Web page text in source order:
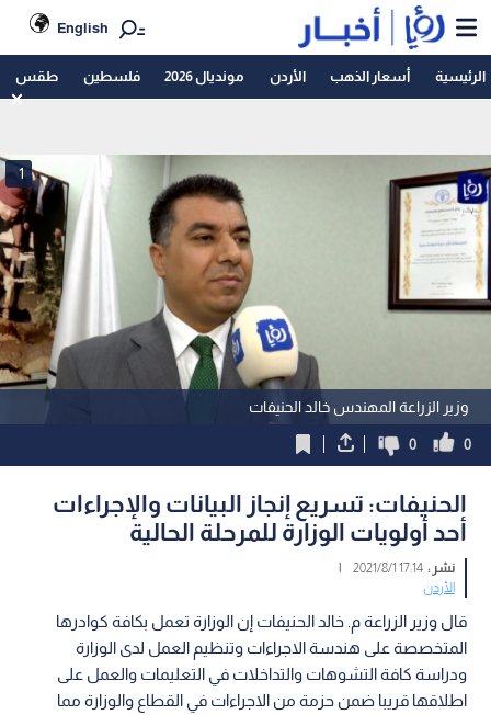
English
الرئيسية أسعار الذهب الأردن مونديال 2026 فلسطين طقس
وزير الزراعة المهندس خالد الحنيفات
1
0
0
الحنيفات: تسريع إنجاز البيانات والإجراءات
أحد أولويات الوزارة للمرحلة الحالية
نشر :17:14 2021/8/1
|
الأردن
قال وزير الزراعة م. خالد الحنيفات إن الوزارة تعمل بكافة كوادرها
المتخصصة على هندسة الاجراءات وتنظيم العمل لدى الوزارة
ودراسة كافة التشوهات والتداخلات في التعليمات والعمل على
اطلاقها قريبا ضمن حزمة من الاجراءات في القطاع والوزارة مما